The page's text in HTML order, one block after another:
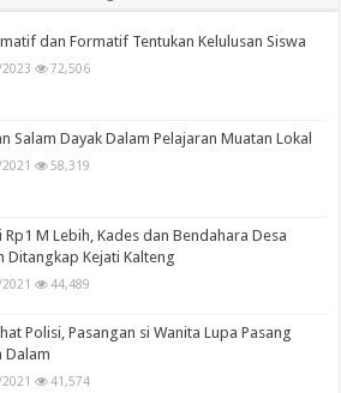
dan Formatif Tentukan Kelulusan Siswa
72,506
Salam Dayak Dalam Pelajaran Muatan Lokal
58,319
Rp1 M Lebih, Kades dan Bendahara Desa
Ditangkap Kejati Kalteng
44,489
Polisi, Pasangan si Wanita Lupa Pasang
Dalam
41,574